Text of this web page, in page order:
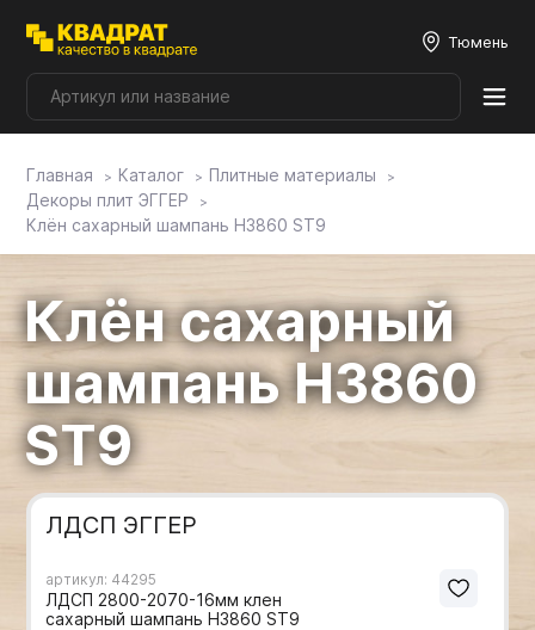
Тюмень
Плитные материалы
Фурнитура
Столешницы
Мой ЭГГЕР
Фасады
Мебельные образцы, каталоги
Главная Каталог
Плитные материалы
Декоры плит ЭГГЕР
Клён сахарный шампань H3860 ST9
Клён сахарный
шампань H3860
ST9
ЛДСП ЭГГЕР
артикул: 44295
ЛДСП 2800-2070-16мм клен
сахарный шампань H3860 ST9